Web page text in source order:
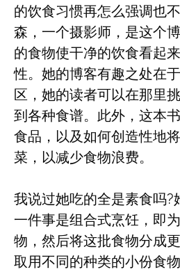
的饮食习惯再怎么强调也
森，一个摄影师，是这个
的食物使干净的饮食看起
性。她的博客有趣之处在
区，她的读者可以在那里
到各种食谱。此外，这本
食品，以及如何创造性地
菜，以减少食物浪费。
我说过她吃的全是素食吗?
一件事是组合式烹饪，即
物，然后将这批食物分成
取用不同的种类的小份食